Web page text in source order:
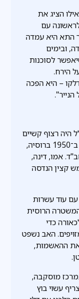
הציג את
עם
התא היא עמדה
ובימים
לסוכנות
הירח.
– היא הפכה
היה רצוף קשיים
ומהמורות, חלקם בשל יהדותו. הוא נולד ב־1950 ברוסיה,
אמו, דינה,
קצין הנדסה
עוד עשרות
הרוסית
כדי
האב נשפט
ההאשמות,
מוסקבה,
עשוי בוץ